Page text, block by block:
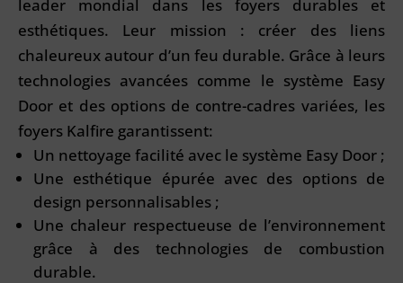
leader mondial dans les foyers durables et
esthétiques. Leur mission : créer des liens
chaleureux autour d’un feu durable. Grâce à leurs
technologies avancées comme le système Easy
Door et des options de contre-cadres variées, les
foyers Kalfire garantissent:
Un nettoyage facilité avec le système Easy Door ;
Une esthétique épurée avec des options de
design personnalisables ;
Une chaleur respectueuse de l’environnement
grâce à des technologies de combustion
durable.